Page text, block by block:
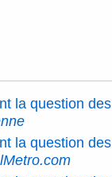
la question
la question